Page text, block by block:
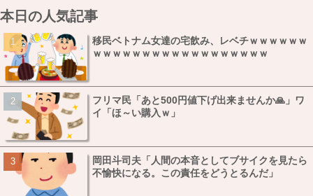
本日の人気記事
移民ベトナム女達の宅飲み、レベチｗｗｗｗｗｗ
ｗｗｗｗｗｗｗｗｗｗｗｗｗｗｗｗｗｗ
フリマ民「あと500円値下げ出来ませんか🙏」ワ
イ「ほ～い購入ｗ」
岡田斗司夫「人間の本音としてブサイクを見たら
不愉快になる。この責任をどうとるんだ」